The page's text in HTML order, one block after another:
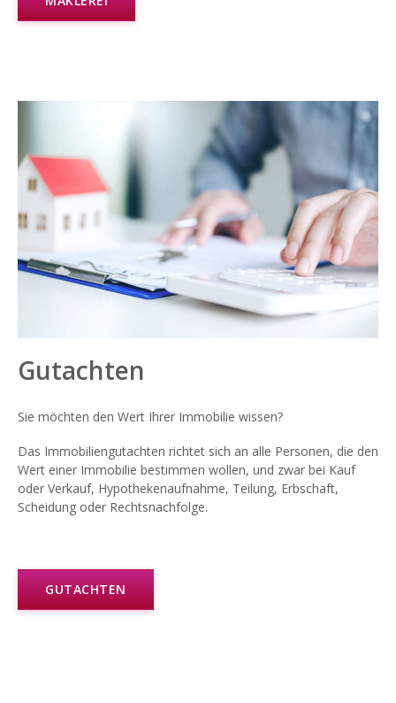
Gutachten
Sie möchten den Wert Ihrer Immobilie wissen?
Das Immobiliengutachten richtet sich an alle Personen, die den
Wert einer Immobilie bestimmen wollen, und zwar bei Kauf
oder Verkauf, Hypothekenaufnahme, Teilung, Erbschaft,
Scheidung oder Rechtsnachfolge.
GUTACHTEN